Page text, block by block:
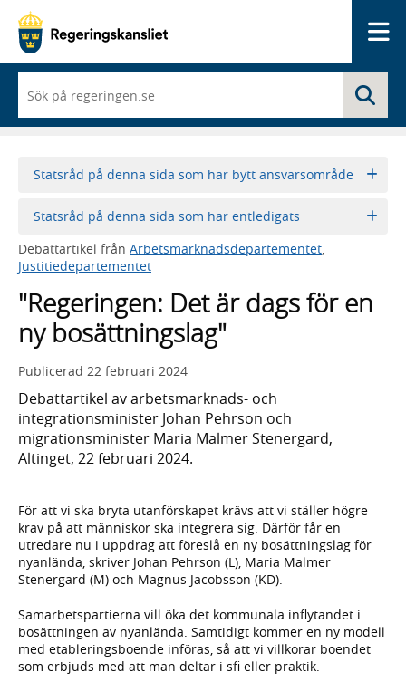
du
börjar
skriva
framträder
med
Statsråd på denna sida som har bytt ansvarsområde
Statsråd på denna sida som har entledigats
Debattartikel från Arbetsmarknadsdepartementet
Justitiedepartementet
"Regeringen: Det är dags för en
ny bosättningslag"
Publicerad 22 februari 2024
Debattartikel av arbetsmarknads- och
integrationsminister Johan Pehrson och
migrationsminister Maria Malmer Stenergard,
Altinget, 22 februari 2024.
För att vi ska bryta utanförskapet krävs att vi ställer högre
krav på att människor ska integrera sig. Därför får en
utredare nu i uppdrag att föreslå en ny bosättningslag för
nyanlända, skriver Johan Pehrson (L), Maria Malmer
Stenergard (M) och Magnus Jacobsson (KD).
Samarbetspartierna vill öka det kommunala inflytandet i
bosättningen av nyanlända. Samtidigt kommer en ny modell
med etableringsboende införas, så att vi villkorar boendet
som erbjuds med att man deltar i sfi eller praktik.